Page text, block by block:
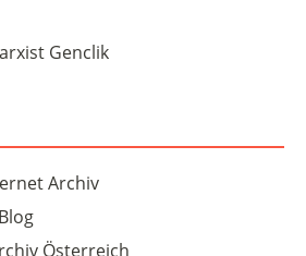
Genclik
Archiv
Österreich